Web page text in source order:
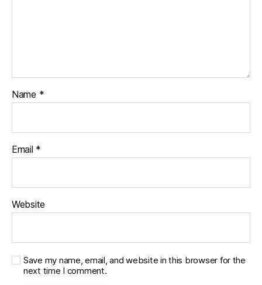
Name *
Email *
Website
Save my name, email, and website in this browser for the
next time I comment.